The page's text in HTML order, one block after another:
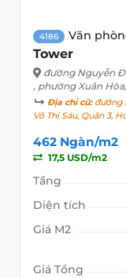
4186 Văn
Tower
đường Nguyễn
, phường Xuân
Địa chỉ cũ:đường
Võ Thị Sáu, Quận 3,
462 Ngàn/m2
17,5 USD/m2
Tầng
Diện tích
Giá M2
Giá Tổng